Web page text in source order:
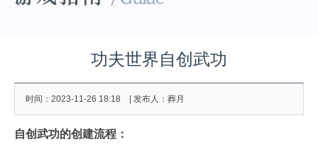
功夫世界自创武功
时间：2023-11-26 18:18 | 发布人：葬月
自创武功的创建流程：